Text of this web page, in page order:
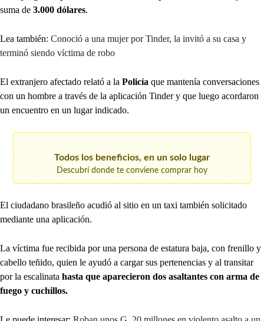
suma de 3.000 dólares.
Lea también: Conoció a una mujer por Tinder, la invitó a su casa y
terminó siendo víctima de robo
El extranjero afectado relató a la Policía que mantenía conversaciones
con un hombre a través de la aplicación Tinder y que luego acordaron
un encuentro en un lugar indicado.
Todos los beneficios, en un solo lugar
Descubrí donde te conviene comprar hoy
El ciudadano brasileño acudió al sitio en un taxi también solicitado
mediante una aplicación.
La víctima fue recibida por una persona de estatura baja, con frenillo y
cabello teñido, quien le ayudó a cargar sus pertenencias y al transitar
por la escalinata hasta que aparecieron dos asaltantes con arma de
fuego y cuchillos.